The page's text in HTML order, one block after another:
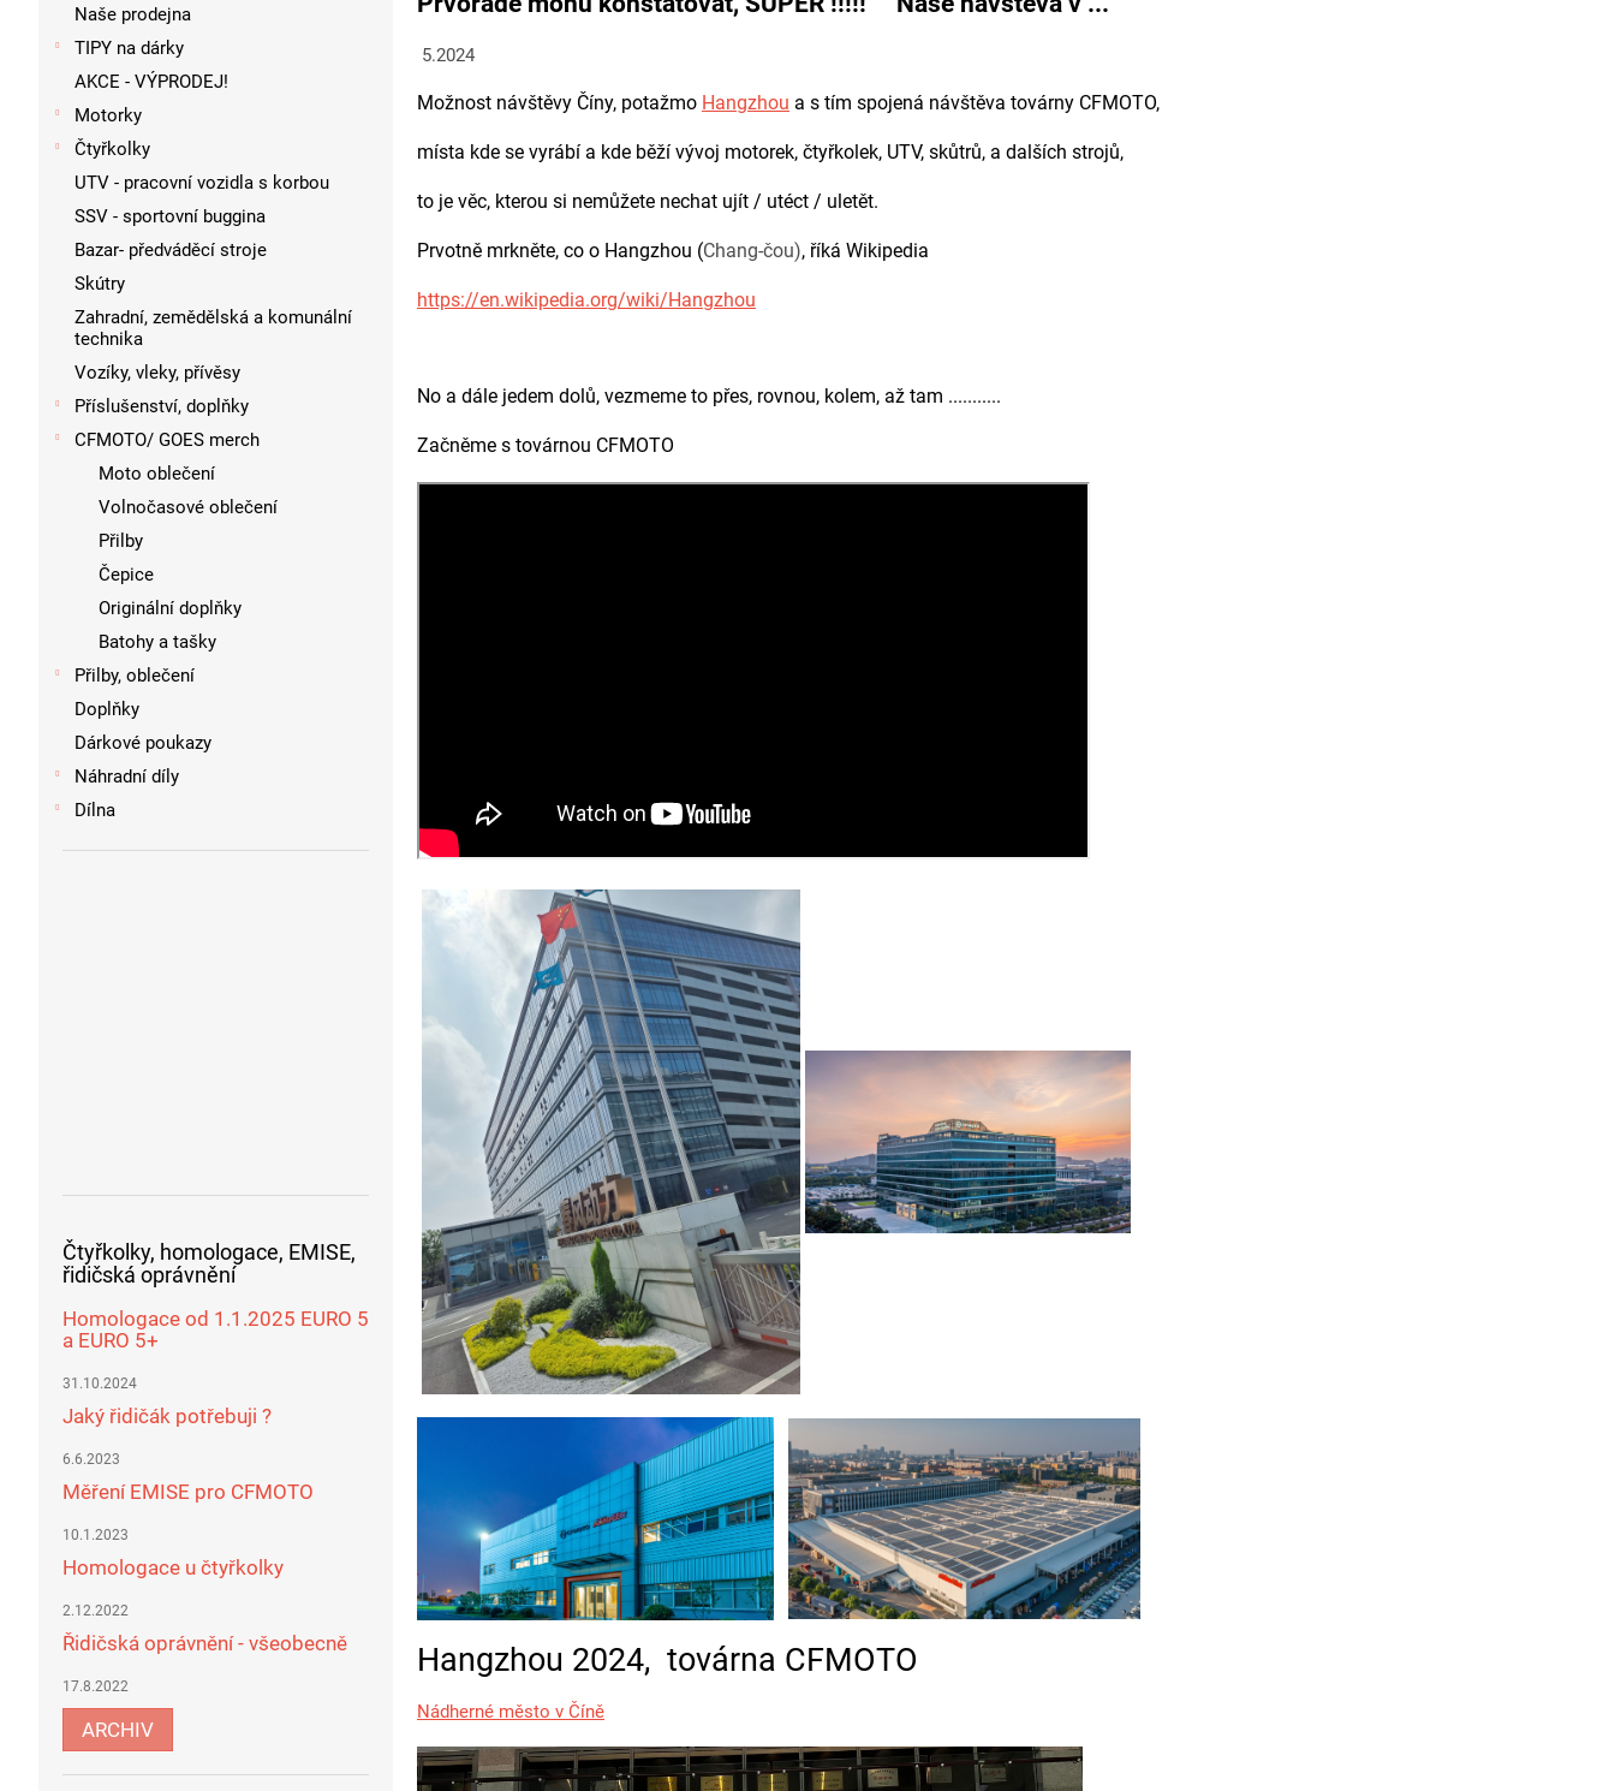
Naše prodejna
TIPY na dárky
AKCE - VÝPRODEJ!
Motorky
Čtyřkolky
UTV - pracovní vozidla s korbou
SSV - sportovní buggina
Bazar- předváděcí stroje
Skútry
Zahradní, zemědělská a komunální
technika
Vozíky, vleky, přívěsy
Příslušenství, doplňky
CFMOTO/ GOES merch
Moto oblečení
Volnočasové oblečení
Přilby
Čepice
Originální doplňky
Batohy a tašky
Přilby, oblečení
Doplňky
Dárkové poukazy
Náhradní díly
Dílna
Čtyřkolky, homologace, EMISE,
řidičská oprávnění
Homologace od 1.1.2025 EURO 5
a EURO 5+
31.10.2024
Jaký řidičák potřebuji ?
6.6.2023
Měření EMISE pro CFMOTO
10.1.2023
Homologace u čtyřkolky
2.12.2022
Řidičská oprávnění - všeobecně
17.8.2022
ARCHIV
5.2024
Možnost návštěvy Číny, potažmo Hangzhou a s tím spojená návštěva továrny CFMOTO,
místa kde se vyrábí a kde běží vývoj motorek, čtyřkolek, UTV, skůtrů, a dalších strojů,
to je věc, kterou si nemůžete nechat ujít / utéct / uletět.
Prvotně mrkněte, co o Hangzhou (Chang-čou), říká Wikipedia
https://en.wikipedia.org/wiki/Hangzhou
No a dále jedem dolů, vezmeme to přes, rovnou, kolem, až tam ...........
Začněme s továrnou CFMOTO
Hangzhou 2024, továrna CFMOTO
Nádherné město v Číně